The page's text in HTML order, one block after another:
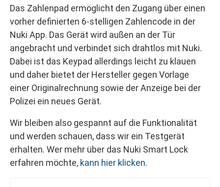
Das Zahlenpad ermöglicht den Zugang über einen
vorher definierten 6-stelligen Zahlencode in der
Nuki App. Das Gerät wird außen an der Tür
angebracht und verbindet sich drahtlos mit Nuki.
Dabei ist das Keypad allerdings leicht zu klauen
und daher bietet der Hersteller gegen Vorlage
einer Originalrechnung sowie der Anzeige bei der
Polizei ein neues Gerät.
Wir bleiben also gespannt auf die Funktionalität
und werden schauen, dass wir ein Testgerät
erhalten. Wer mehr über das Nuki Smart Lock
erfahren möchte, kann hier klicken.